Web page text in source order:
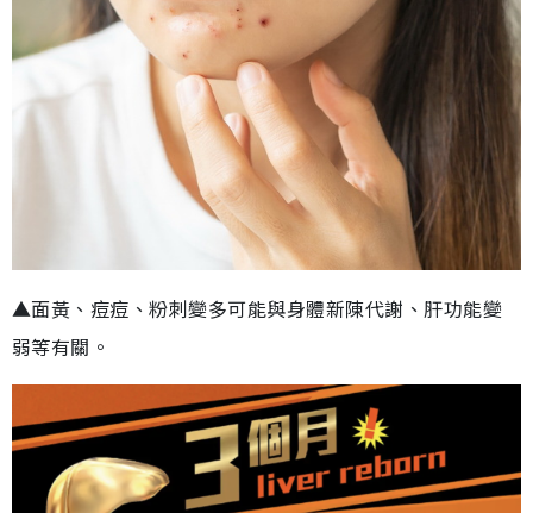
▲面黃、痘痘、粉刺變多可能與身體新陳代謝、肝功能變
弱等有關。